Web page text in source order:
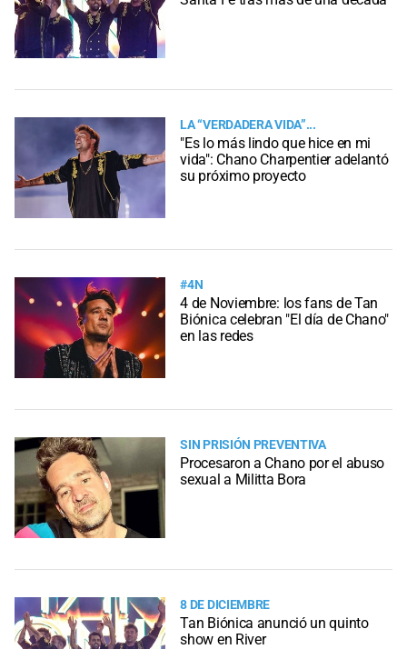
LA “VERDADERA VIDA”...
"Es lo más lindo que hice en mi
vida": Chano Charpentier adelantó
su próximo proyecto
#4N
4 de Noviembre: los fans de Tan
Biónica celebran "El día de Chano"
en las redes
SIN PRISIÓN PREVENTIVA
Procesaron a Chano por el abuso
sexual a Militta Bora
8 DE DICIEMBRE
Tan Biónica anunció un quinto
show en River